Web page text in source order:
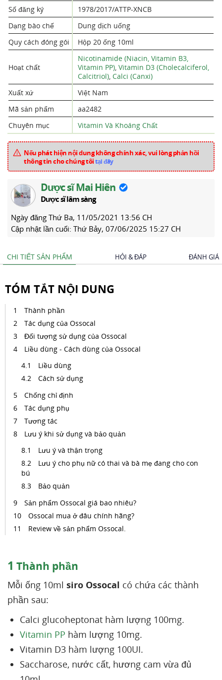
Số đăng ký
1978/2017/ATTP-XNCB
Dạng bào chế
Dung dịch uống
Quy cách đóng gói
Hộp 20 ống 10ml
Hoạt chất
Nicotinamide (Niacin, Vitamin B3,
Vitamin PP), Vitamin D3 (Cholecalciferol,
Calcitriol), Calci (Canxi)
Xuất xứ
Việt Nam
Mã sản phẩm
aa2482
Chuyên mục
Vitamin Và Khoáng Chất
Nếu phát hiện nội dung không chính xác, vui lòng phản hồi
thông tin cho chúng tôitại đây
Dược sĩ Mai Hiên
Dược sĩ lâm sàng
Ngày đăng Thứ Ba, 11/05/2021 13:56 CH
Cập nhật lần cuối: Thứ Bảy, 07/06/2025 15:27 CH
CHI TIẾT SẢN PHẨM HỎI & ĐÁP ĐÁNH GIÁ
TÓM TẮT NỘI DUNG
Thành phần
Tác dụng của Ossocal
Đối tượng sử dụng của Ossocal
Liều dùng - Cách dùng của Ossocal
Liều dùng
Cách sử dụng
Chống chỉ định
Tác dụng phụ
Tương tác
Lưu ý khi sử dụng và bảo quản
Lưu ý và thận trọng
Lưu ý cho phụ nữ có thai và bà mẹ đang cho con
bú
Bảo quản
Sản phẩm Ossocal giá bao nhiêu?
Ossocal mua ở đâu chính hãng?
Review về sản phẩm Ossocal.
1 Thành phần
Mỗi ống 10ml siro Ossocal có chứa các thành
phần sau:
Calci glucoheptonat hàm lượng 100mg.
Vitamin PP hàm lượng 10mg.
Vitamin D3 hàm lượng 100UI.
Saccharose, nước cất, hương cam vừa đủ